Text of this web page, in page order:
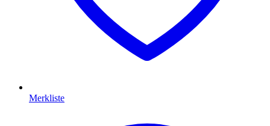
Merkliste